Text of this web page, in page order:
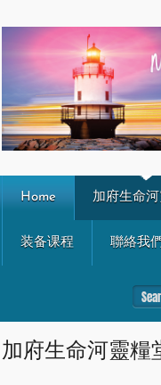
Home 加府生命
装备课程 聯絡我們
加府生命河靈糧